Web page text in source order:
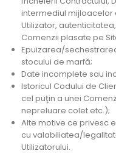
intermediul
Utilizator,
Comenzii plasate pe
Epuizarea/
stocului de marfă;
Date incomplete sau
Istoricul Codului de
cel puţin a unei
nepreluare colet etc.);
Alte motive ce privesc
cu valabiliatea/
Utilizatorului.